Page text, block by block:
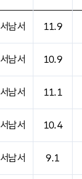
서남서 11.9
서남서 10.9
서남서 11.1
서남서 10.4
서남서 9.1